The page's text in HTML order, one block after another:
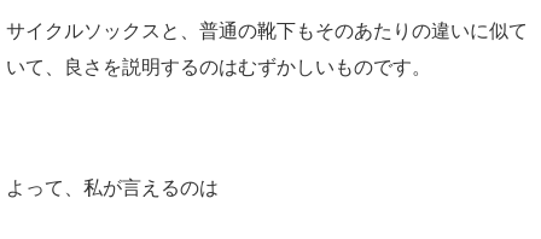
サイクルソックスと、普通の靴下もそのあたりの違いに似て
いて、良さを説明するのはむずかしいものです。
よって、私が言えるのは